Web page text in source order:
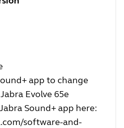
app to change
Evolve 65e
Sound+ app here:
software-and-